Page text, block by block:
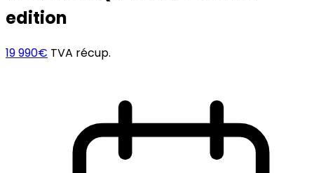
edition
19 990€ TVA récup.